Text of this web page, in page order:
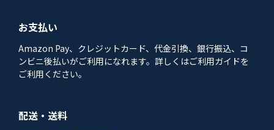
お支払い
Amazon Pay、クレジットカード、代金引換、銀行振込、コ
ンビニ後払いがご利用になれます。詳しくはご利用ガイドを
ご利用ください。
配送・送料